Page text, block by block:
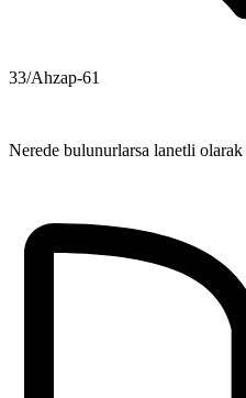
33/Ahzap-61
Nerede bulunurlarsa lanetli